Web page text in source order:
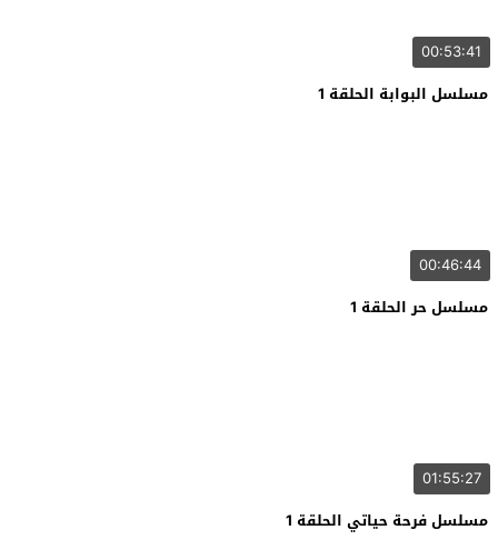
00:53:41
مسلسل البوابة الحلقة 1
00:46:44
مسلسل حر الحلقة 1
01:55:27
مسلسل فرحة حياتي الحلقة 1